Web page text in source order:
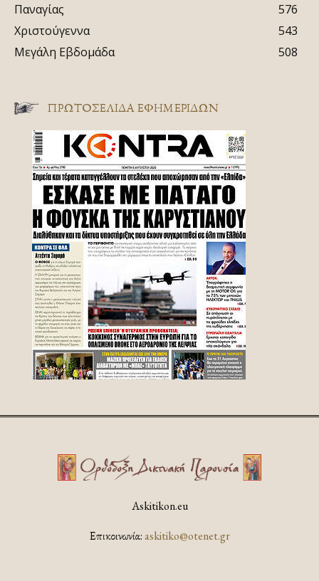
Παναγίας
576
Χριστούγεννα
543
Μεγάλη Εβδομάδα
508
ΠΡΩΤΟΣΈΛΙΔΑ ΕΦΗΜΕΡΊΔΩΝ
Askitikon.eu
Επικοινωνία:askitiko@otenet.gr